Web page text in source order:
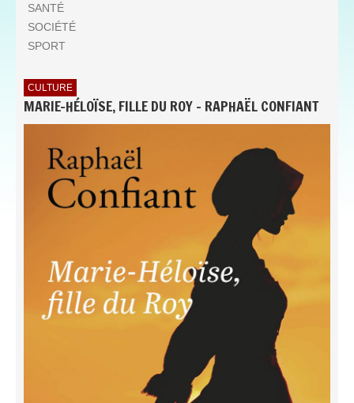
SANTÉ
SOCIÉTÉ
SPORT
CULTURE
MARIE-HÉLOÏSE, FILLE DU ROY - RAPHAËL CONFIANT